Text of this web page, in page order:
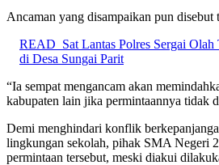
Ancaman yang disampaikan pun disebut
READ Sat Lantas Polres Sergai
di Desa Sungai Parit
“Ia sempat mengancam akan
kabupaten lain jika permintaannya tidak
Demi menghindari konflik
lingkungan sekolah, pihak SMA Negeri
permintaan tersebut, meski diakui